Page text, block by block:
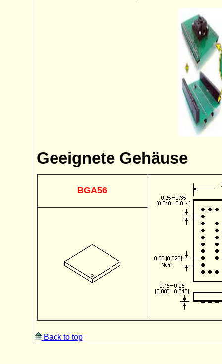
Geeignete Gehäuse
BGA56
Back to top